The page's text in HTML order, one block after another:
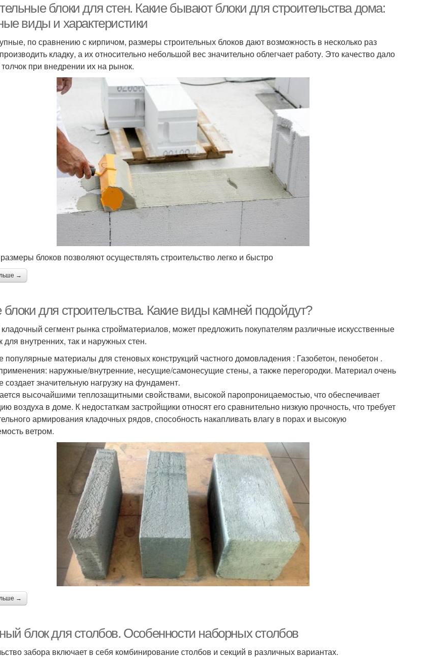
блоки для стен. Какие бывают блоки для строительства дома:
виды и характеристики
по сравнению с кирпичом, размеры строительных блоков дают возможность в несколько раз
кладку, а их относительно небольшой вес значительно облегчает работу. Это качество дало
при внедрении их на рынок.
блоков позволяют осуществлять строительство легко и быстро
→
для строительства. Какие виды камней подойдут?
сегмент рынка стройматериалов, может предложить покупателям различные искусственные
для внутренних, так и наружных стен.
популярные материалы для стеновых конструкций частного домовладения : Газобетон, пенобетон .
наружные/внутренние, несущие/самонесущие стены, а также перегородки. Материал очень
создает значительную нагрузку на фундамент.
высочайшими теплозащитными свойствами, высокой паропроницаемостью, что обеспечивает
воздуха в доме. К недостаткам застройщики относят его сравнительно низкую прочность, что требует
армирования кладочных рядов, способность накапливать влагу в порах и высокую
ветром.
→
блок для столбов. Особенности наборных столбов
забора включает в себя комбинирование столбов и секций в различных вариантах.